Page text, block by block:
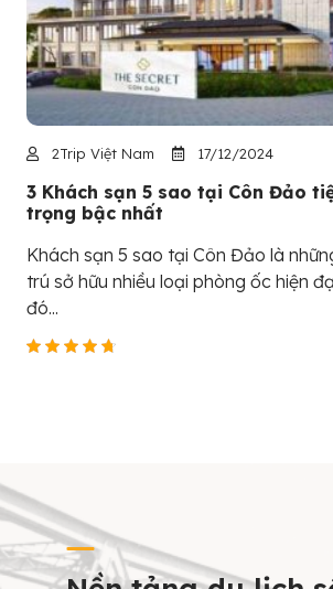
2Trip Việt Nam 17/12/2024
3 Khách sạn 5 sao tại Côn Đảo
trọng bậc nhất
Khách sạn 5 sao tại Côn Đảo là
trú sở hữu nhiều loại phòng ốc hiện
đó...